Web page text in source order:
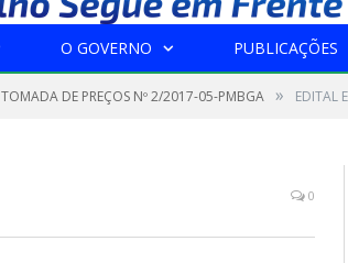
O GOVERNO PUBLICAÇÕES
TOMADA DE PREÇOS Nº 2/2017-05-PMBGA » EDITAL
0